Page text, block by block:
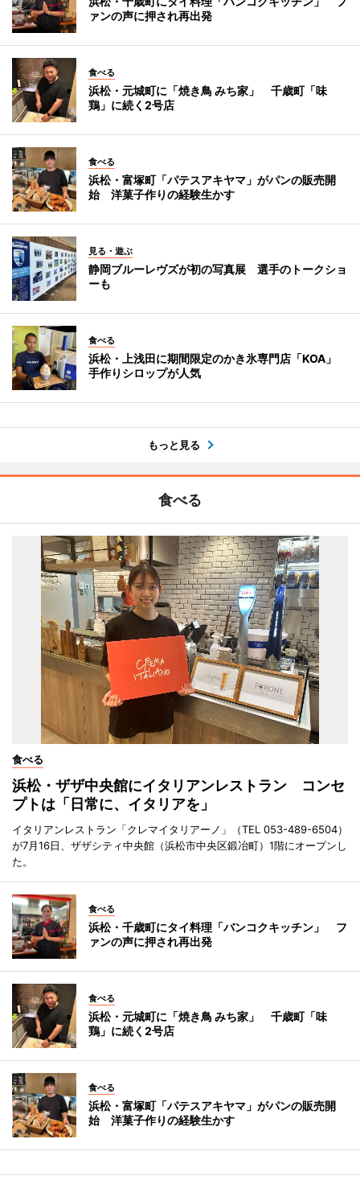
ァンの声に押され再出発
食べる
浜松・元城町に「焼き鳥 みち家」 千歳町「味
鶏」に続く2号店
食べる
浜松・富塚町「パテスアキヤマ」がパンの販売開
始 洋菓子作りの経験生かす
見る・遊ぶ
静岡ブルーレヴズが初の写真展 選手のトークショ
ーも
食べる
浜松・上浅田に期間限定のかき氷専門店「KOA」
手作りシロップが人気
もっと見る
食べる
食べる
浜松・ザザ中央館にイタリアンレストラン コンセ
プトは「日常に、イタリアを」
イタリアンレストラン「クレマイタリアーノ」（TEL 053-489-6504）
が7月16日、ザザシティ中央館（浜松市中央区鍛冶町）1階にオープンし
た。
食べる
浜松・千歳町にタイ料理「バンコクキッチン」 フ
ァンの声に押され再出発
食べる
浜松・元城町に「焼き鳥 みち家」 千歳町「味
鶏」に続く2号店
食べる
浜松・富塚町「パテスアキヤマ」がパンの販売開
始 洋菓子作りの経験生かす